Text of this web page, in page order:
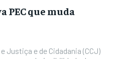
PEC que muda
Justiça e de Cidadania (CCJ)